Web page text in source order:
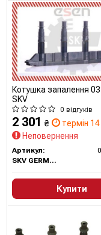
Котушка запалення
SKV
0 відгуків
2 301 ₴
термін
Неповернення
Артикул:
SKV GERMANY
Купити